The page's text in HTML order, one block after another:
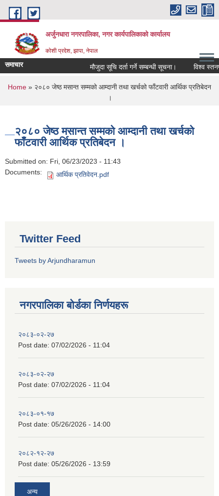
Skip to main content
अर्जुनधारा नगरपालिका, नगर कार्यपालिकाको कार्यालय
कोशी प्रदेश, झापा, नेपाल
समाचार मौजुदा सूचि दर्ता गर्ने सम्बन्धी सूचना। विश्व
You are here
Home » २०८० जेष्ठ मसान्त सम्मको आम्दानी तथा खर्चको फाँटवारी आर्थिक प्रतिबेदन
।
२०८० जेष्ठ मसान्त सम्मको आम्दानी तथा खर्चको
फाँटवारी आर्थिक प्रतिबेदन ।
Submitted on: Fri, 06/23/2023 - 11:43
Documents:
आर्थिक प्रतिवेदन.pdf
Twitter Feed
Tweets by Arjundharamun
नगरपालिका बाेर्डका निर्णयहरू
२०८३-०२-२७
Post date: 07/02/2026 - 11:04
२०८३-०२-२७
Post date: 07/02/2026 - 11:04
२०८३-०१-१७
Post date: 05/26/2026 - 14:00
२०८२-१२-२७
Post date: 05/26/2026 - 13:59
अन्य